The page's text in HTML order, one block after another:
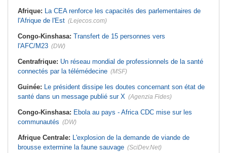
Afrique: La CEA renforce les capacités des parlementaires de
l'Afrique de l'Est (Lejecos.com)
Congo-Kinshasa: Transfert de 15 personnes vers
l'AFC/M23 (DW)
Centrafrique: Un réseau mondial de professionnels de la santé
connectés par la télémédecine (MSF)
Guinée: Le président dissipe les doutes concernant son état de
santé dans un message publié sur X (Agenzia Fides)
Congo-Kinshasa: Ebola au pays - Africa CDC mise sur les
communautés (DW)
Afrique Centrale: L'explosion de la demande de viande de
brousse extermine la faune sauvage (SciDev.Net)